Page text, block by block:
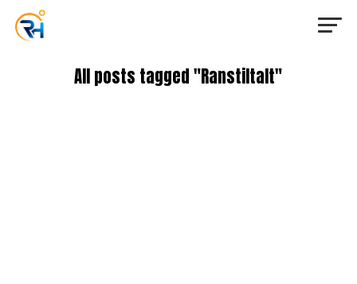
All posts tagged "Ranstiltalt"